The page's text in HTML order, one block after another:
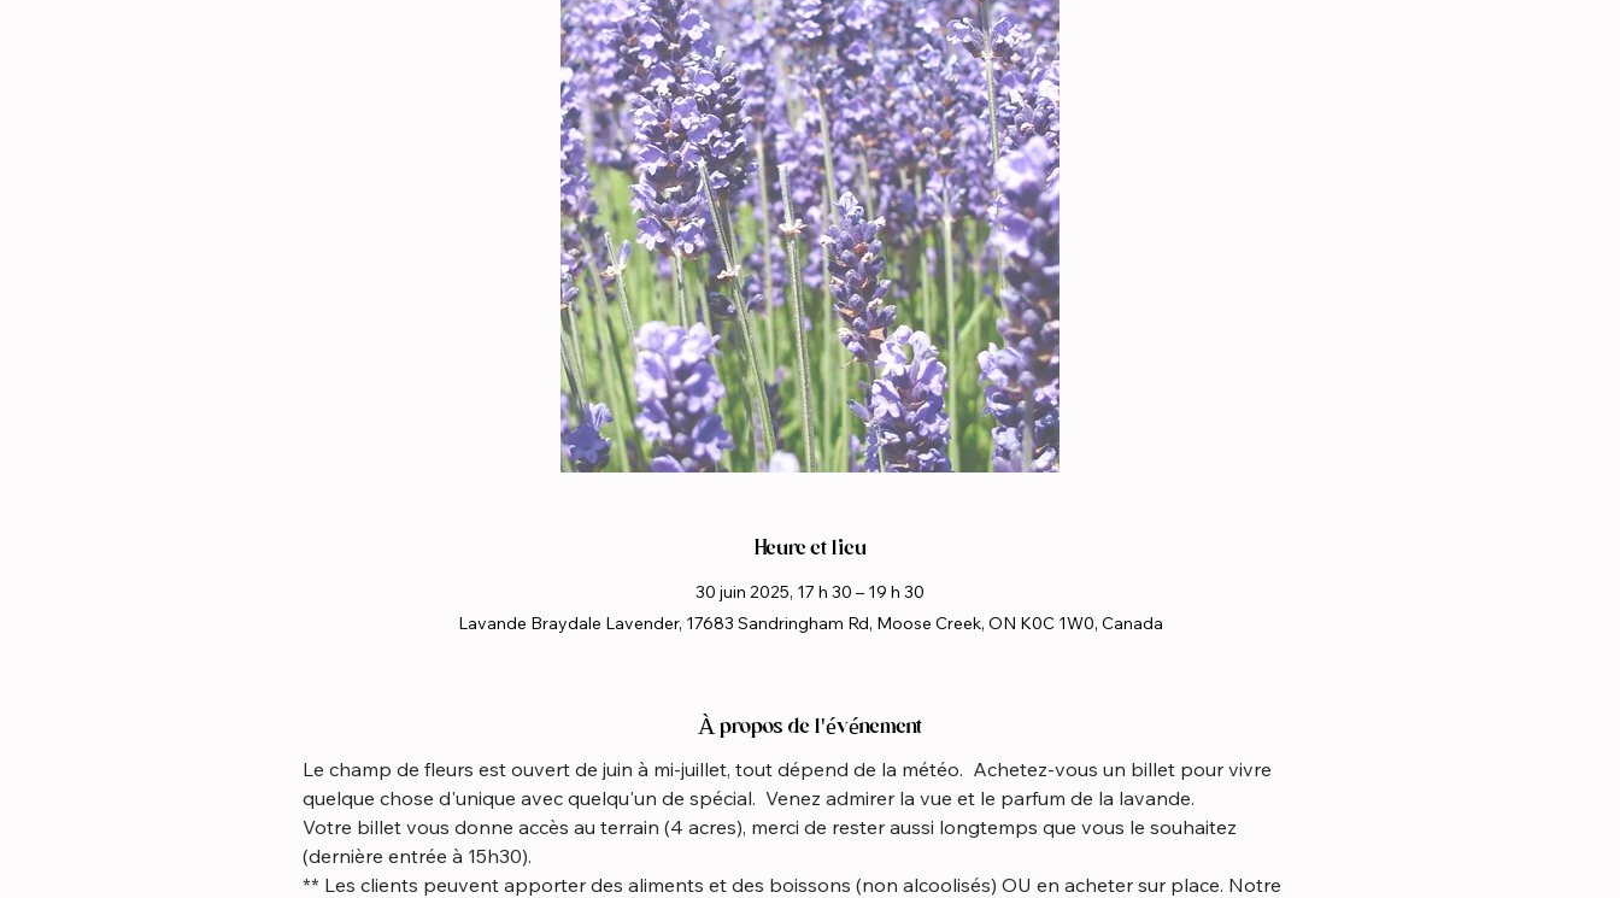
Heure et lieu
30 juin 2025, 17 h 30 – 19 h 30
Lavande Braydale Lavender, 17683 Sandringham Rd, Moose Creek, ON K0C 1W0, Canada
À propos de l'événement
Le champ de fleurs est ouvert de juin à mi-juillet, tout dépend de la météo.  Achetez-vous un billet pour vivre
quelque chose d'unique avec quelqu'un de spécial.  Venez admirer la vue et le parfum de la lavande.
Votre billet vous donne accès au terrain (4 acres), merci de rester aussi longtemps que vous le souhaitez
(dernière entrée à 15h30).
** Les clients peuvent apporter des aliments et des boissons (non alcoolisés) OU en acheter sur place. Notre